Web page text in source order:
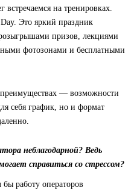
встречаемся на тренировках.
Это яркий праздник
призов, лекциями
фотозонами и бесплатными
преимуществах — возможности
себя график, но и формат
неблагодарной? Ведь
справиться со стрессом?
работу операторов